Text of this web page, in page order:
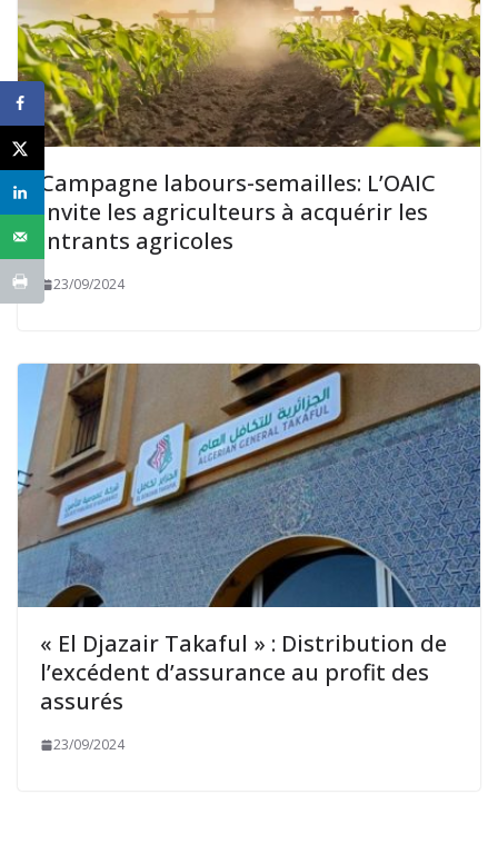
Campagne labours-semailles: L’OAIC
invite les agriculteurs à acquérir les
intrants agricoles
23/09/2024
« El Djazair Takaful » : Distribution de
l’excédent d’assurance au profit des
assurés
23/09/2024